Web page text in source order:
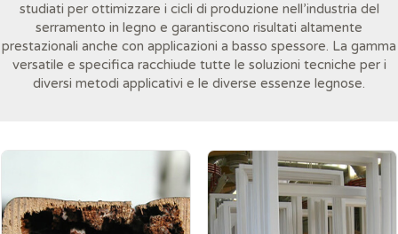
studiati per ottimizzare i cicli di produzione nell’industria del
serramento in legno e garantiscono risultati altamente
prestazionali anche con applicazioni a basso spessore. La gamma
versatile e specifica racchiude tutte le soluzioni tecniche per i
diversi metodi applicativi e le diverse essenze legnose.